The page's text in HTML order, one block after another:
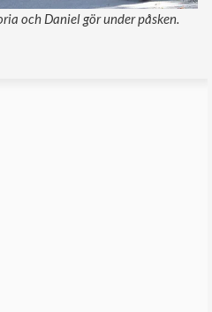
och Daniel gör under påsken.